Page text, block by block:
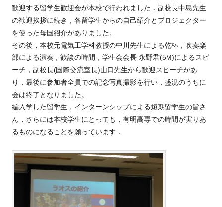
歓迎する留学生歓迎会が本校で行われました．副校長中島先生
の歓迎挨拶に続き，各留学生からの自己紹介とプロジェクター
を使った母国紹介がありました。
その後，本校元電気工学科教授の中川先生による乾杯，吹奏楽
部による演奏，歓談の時間，学生会会長 永野君(5M)によるスピ
ーチ，副校長(国際交流室長)山口先生から歓迎スピーチがあ
り，最後に参加者全員での記念写真撮影を行い，盛況のうちに
会は終了となりました。
編入学した留学生，インターンシップによる短期留学生の皆さ
ん，さらには本校学生にとっても，有明高専での時間が実りあ
るものになることを願っています．